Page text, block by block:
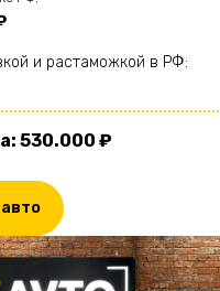
и растаможкой в РФ:
530.000 ₽